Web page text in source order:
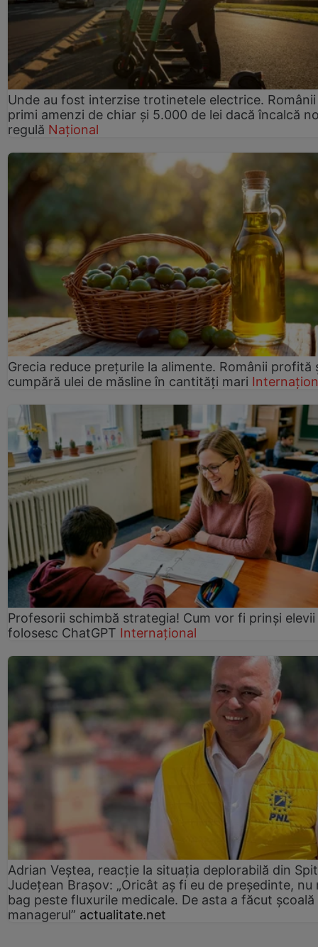
Unde au fost interzise trotinetele electrice.
primi amenzi de chiar și 5.000 de lei dacă încalcă
regulă Național
Grecia reduce prețurile la alimente. Românii profită
cumpără ulei de măsline în cantități mari
Profesorii schimbă strategia! Cum vor fi prinși elevii
folosesc ChatGPT Internațional
Adrian Veștea, reacție la situația deplorabilă din
Județean Brașov: „Oricât aș fi eu de președinte, nu
bag peste fluxurile medicale. De asta a făcut școală
managerul” actualitate.net